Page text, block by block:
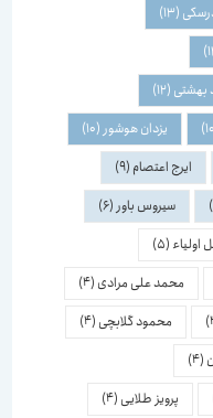
(13)
(12)
یزدان هوشور(10)
ایرج اعتصام(9)
سیروس باور (6)
(5)
محمد علی مرادی(4)
محمود گلابچی(4)
پرویز طلایی(4)